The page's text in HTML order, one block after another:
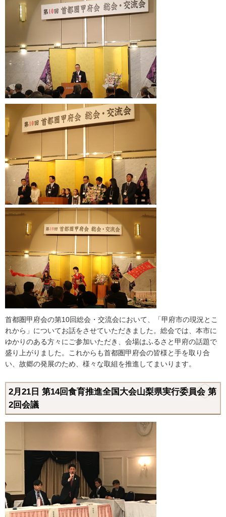
首都圏甲府会の第10回総会・交流会において、「甲府市の現況とこ
れから」についてお話をさせていただきました。総会では、本市に
ゆかりのある方々にご参加いただき、会場はふるさと甲府の話題で
盛り上がりました。これからも首都圏甲府会の皆様と手を取り合
い、故郷の発展のため、様々な取組を推進してまいります。
2月21日 第14回食育推進全国大会山梨県実行委員会 第
2回会議